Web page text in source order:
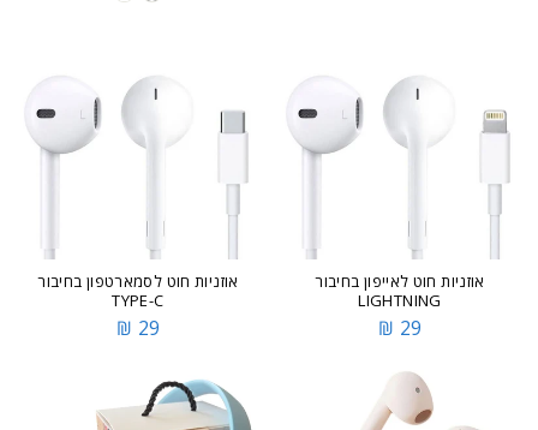
אוזניות חוט לאייפון בחיבור
LIGHTNING
29 ₪
אוזניות חוט לסמארטפון בחיבור
TYPE-C
29 ₪